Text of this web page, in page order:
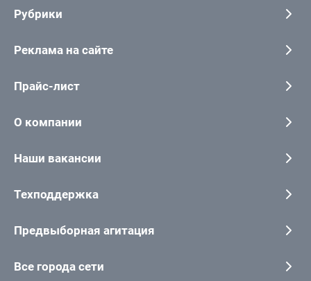
Рубрики
Реклама на сайте
Прайс-лист
О компании
Наши вакансии
Техподдержка
Предвыборная агитация
Все города сети